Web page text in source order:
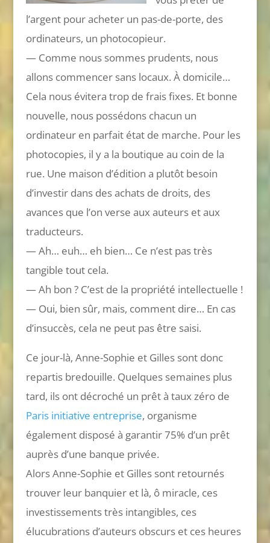
l’argent pour acheter un pas-de-porte, des
ordinateurs, un photocopieur.
— Comme nous sommes prudents, nous
allons commencer sans locaux. À domicile…
Cela nous évitera trop de frais fixes. Et bonne
nouvelle, nous possédons chacun un
ordinateur en parfait état de marche. Pour les
photocopies, il y a la boutique au coin de la
rue. Une maison d’édition a plutôt besoin
d’investir dans des achats de droits, des
avances que l’on verse aux auteurs et aux
traducteurs.
— Ah… euh… eh bien… Ce n’est pas très
tangible tout cela.
— Ah bon ? C’est de la propriété intellectuelle !
— Oui, bien sûr, mais, comment dire… En cas
d’insuccès, cela ne peut pas être saisi.
Ce jour-là, Anne-Sophie et Gilles sont donc
repartis bredouille. Quelques semaines plus
tard, ils ont décroché un prêt à taux zéro de
Paris initiative entreprise, organisme
également disposé à garantir 75% d’un prêt
auprès d’une banque privée.
Alors Anne-Sophie et Gilles sont retournés
trouver leur banquier et là, ô miracle, ces
investissements très intangibles, ces
élucubrations d’auteurs obscurs et ces heures